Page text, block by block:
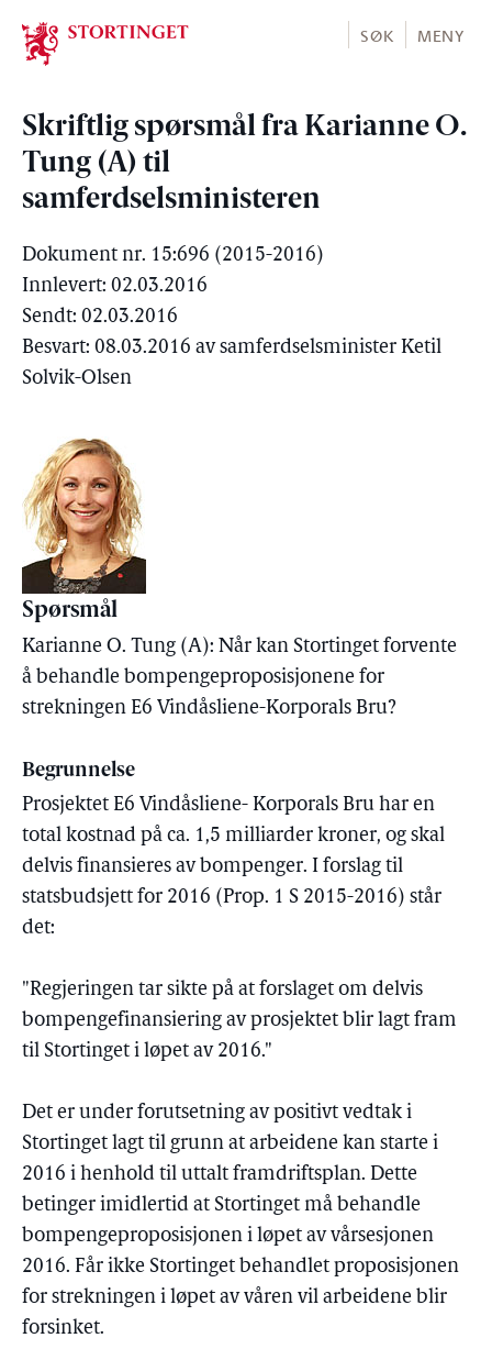
Stortinget.no
SØK MENY
Skriftlig spørsmål fra Karianne O.
Tung (A) til
samferdselsministeren
Dokument nr. 15:696 (2015-2016)
Innlevert: 02.03.2016
Sendt: 02.03.2016
Besvart: 08.03.2016 av samferdselsminister Ketil
Solvik-Olsen
Spørsmål
Karianne O. Tung (A): Når kan Stortinget forvente
å behandle bompengeproposisjonene for
strekningen E6 Vindåsliene-Korporals Bru?
Begrunnelse
Prosjektet E6 Vindåsliene- Korporals Bru har en
total kostnad på ca. 1,5 milliarder kroner, og skal
delvis finansieres av bompenger. I forslag til
statsbudsjett for 2016 (Prop. 1 S 2015-2016) står
det:
"Regjeringen tar sikte på at forslaget om delvis
bompengefinansiering av prosjektet blir lagt fram
til Stortinget i løpet av 2016."
Det er under forutsetning av positivt vedtak i
Stortinget lagt til grunn at arbeidene kan starte i
2016 i henhold til uttalt framdriftsplan. Dette
betinger imidlertid at Stortinget må behandle
bompengeproposisjonen i løpet av vårsesjonen
2016. Får ikke Stortinget behandlet proposisjonen
for strekningen i løpet av våren vil arbeidene blir
forsinket.